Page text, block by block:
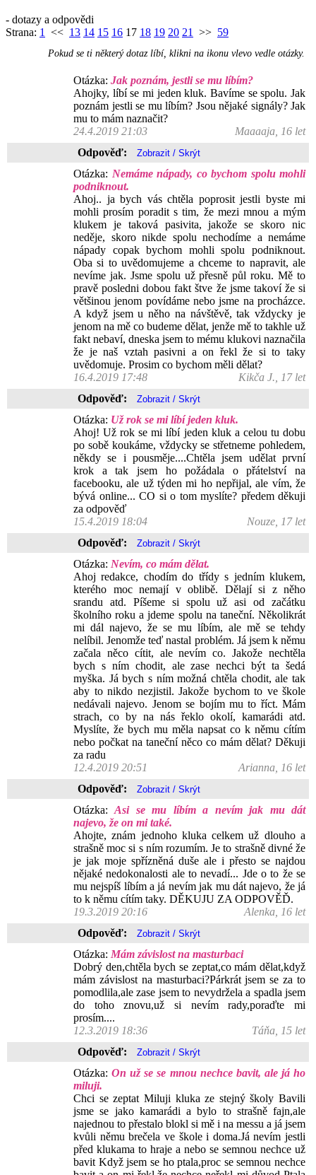
- dotazy a odpovědi
Strana: 1 << 13 14 15 16 17 18 19 20 21 >> 59
Pokud se ti některý dotaz líbí, klikni na ikonu vlevo vedle otázky.
Otázka: Jak poznám, jestli se mu líbím?
Ahojky, líbí se mi jeden kluk. Bavíme se spolu. Jak
poznám jestli se mu líbím? Jsou nějaké signály? Jak
mu to mám naznačit?
24.4.2019 21:03
Maaaaja, 16 let
Odpověď:
Otázka: Nemáme nápady, co bychom spolu mohli
podniknout.
Ahoj.. ja bych vás chtěla poprosit jestli byste mi
mohli prosím poradit s tim, že mezi mnou a mým
klukem je taková pasivita, jakože se skoro nic
neděje, skoro nikde spolu nechodíme a nemáme
nápady copak bychom mohli spolu podniknout.
Oba si to uvědomujeme a chceme to napravit, ale
nevíme jak. Jsme spolu už přesně půl roku. Mě to
pravě posledni dobou fakt štve že jsme takoví že si
většinou jenom povídáme nebo jsme na procházce.
A když jsem u něho na návštěvě, tak vždycky je
jenom na mě co budeme dělat, jenže mě to takhle už
fakt nebaví, dneska jsem to mému klukovi naznačila
že je naš vztah pasivni a on řekl že si to taky
uvědomuje. Prosim co bychom měli dělat?
16.4.2019 17:48
Kikča J., 17 let
Odpověď:
Otázka: Už rok se mi líbí jeden kluk.
Ahoj! Už rok se mi líbí jeden kluk a celou tu dobu
po sobě koukáme, vždycky se střetneme pohledem,
někdy se i pousměje....Chtěla jsem udělat první
krok a tak jsem ho požádala o přátelství na
facebooku, ale už týden mi ho nepřijal, ale vím, že
bývá online... CO si o tom myslíte? předem děkuji
za odpověď
15.4.2019 18:04
Nouze, 17 let
Odpověď:
Otázka: Nevím, co mám dělat.
Ahoj redakce, chodím do třídy s jedním klukem,
kterého moc nemají v oblibě. Dělají si z něho
srandu atd. Píšeme si spolu už asi od začátku
školního roku a jdeme spolu na taneční. Několikrát
mi dál najevo, že se mu líbím, ale mě se tehdy
nelíbil. Jenomže teď nastal problém. Já jsem k němu
začala něco cítit, ale nevím co. Jakože nechtěla
bych s ním chodit, ale zase nechci být ta šedá
myška. Já bych s ním možná chtěla chodit, ale tak
aby to nikdo nezjistil. Jakože bychom to ve škole
nedávali najevo. Jenom se bojím mu to říct. Mám
strach, co by na nás řeklo okolí, kamarádi atd.
Myslíte, že bych mu měla napsat co k němu cítím
nebo počkat na taneční něco co mám dělat? Děkuji
za radu
12.4.2019 20:51
Arianna, 16 let
Odpověď:
Otázka:Asi se mu líbím a nevím jak mu dát
najevo, že on mi také.
Ahojte, znám jednoho kluka celkem už dlouho a
strašně moc si s ním rozumím. Je to strašně divné že
je jak moje spřízněná duše ale i přesto se najdou
nějaké nedokonalosti ale to nevadí... Jde o to že se
mu nejspíš líbím a já nevím jak mu dát najevo, že já
to k němu cítím taky. DĚKUJU ZA ODPOVĚĎ.
19.3.2019 20:16
Alenka, 16 let
Odpověď:
Otázka: Mám závislost na masturbaci
Dobrý den,chtěla bych se zeptat,co mám dělat,když
mám závislost na masturbaci?Párkrát jsem se za to
pomodlila,ale zase jsem to nevydržela a spadla jsem
do toho znovu,už si nevím rady,poraďte mi
prosím....
12.3.2019 18:36
Táňa, 15 let
Odpověď:
Otázka:On už se se mnou nechce bavit, ale já ho
miluji.
Chci se zeptat Miluji kluka ze stejný školy Bavili
jsme se jako kamarádi a bylo to strašně fajn,ale
najednou to přestalo blokl si mě i na messu a já jsem
kvůli němu brečela ve škole i doma.Já nevím jestli
před klukama to hraje a nebo se semnou nechce už
bavit Když jsem se ho ptala,proc se semnou nechce